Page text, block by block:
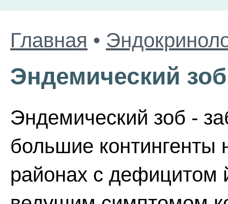
Главная •
Эндемический зоб
Эндемический зоб -
большие контингенты
районах с дефицитом